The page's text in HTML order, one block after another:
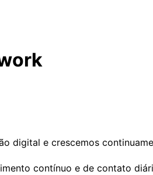
digital e crescemos
contínuo e de contato